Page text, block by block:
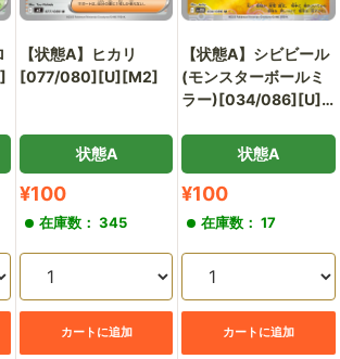
【状態A】ヒカリ
[077/080][U][M2]
状態A
販
価
格
¥100
在庫数： 345
カートに追加
【状態A】シビビール
(モンスターボールミ
ラー)[034/086][U]
状態A
販
価
格
¥100
在庫数： 17
カートに追加